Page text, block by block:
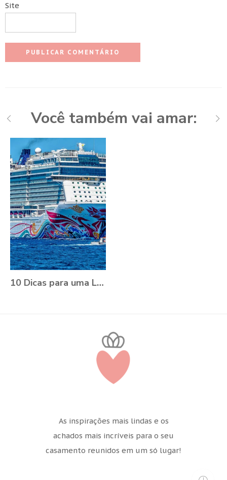
Site
Você também vai amar:
10 Dicas para uma Lua de Mel em Alto-Mar
As inspirações mais lindas e os
achados mais incríveis para o seu
casamento reunidos em um só lugar!